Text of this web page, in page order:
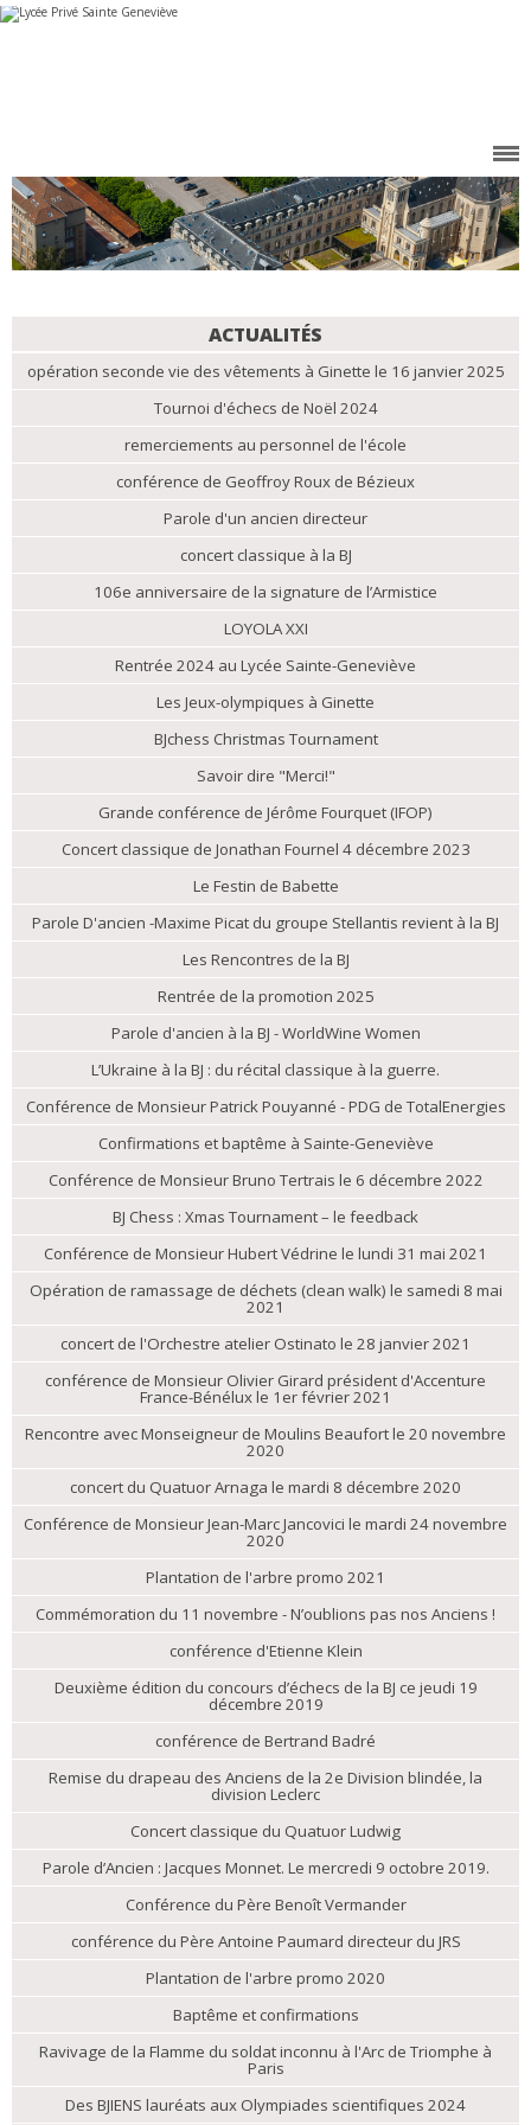
Aller
au
Outils
personnels
ACTUALITÉS
opération seconde vie des vêtements à Ginette le 16 janvier 2025
Tournoi d'échecs de Noël 2024
remerciements au personnel de l'école
conférence de Geoffroy Roux de Bézieux
Parole d'un ancien directeur
concert classique à la BJ
106e anniversaire de la signature de l’Armistice
LOYOLA XXI
Rentrée 2024 au Lycée Sainte-Geneviève
Les Jeux-olympiques à Ginette
BJchess Christmas Tournament
Savoir dire "Merci!"
Grande conférence de Jérôme Fourquet (IFOP)
Concert classique de Jonathan Fournel 4 décembre 2023
Le Festin de Babette
Parole D'ancien -Maxime Picat du groupe Stellantis revient à la BJ
Les Rencontres de la BJ
Rentrée de la promotion 2025
Parole d'ancien à la BJ - WorldWine Women
L’Ukraine à la BJ : du récital classique à la guerre.
Conférence de Monsieur Patrick Pouyanné - PDG de TotalEnergies
Confirmations et baptême à Sainte-Geneviève
Conférence de Monsieur Bruno Tertrais le 6 décembre 2022
BJ Chess : Xmas Tournament – le feedback
Conférence de Monsieur Hubert Védrine le lundi 31 mai 2021
Opération de ramassage de déchets (clean walk) le samedi 8 mai
2021
concert de l'Orchestre atelier Ostinato le 28 janvier 2021
conférence de Monsieur Olivier Girard président d'Accenture
France-Bénélux le 1er février 2021
Rencontre avec Monseigneur de Moulins Beaufort le 20 novembre
2020
concert du Quatuor Arnaga le mardi 8 décembre 2020
Conférence de Monsieur Jean-Marc Jancovici le mardi 24 novembre
2020
Plantation de l'arbre promo 2021
Commémoration du 11 novembre - N’oublions pas nos Anciens !
conférence d'Etienne Klein
Deuxième édition du concours d’échecs de la BJ ce jeudi 19
décembre 2019
conférence de Bertrand Badré
Remise du drapeau des Anciens de la 2e Division blindée, la
division Leclerc
Concert classique du Quatuor Ludwig
Parole d’Ancien : Jacques Monnet. Le mercredi 9 octobre 2019.
Conférence du Père Benoît Vermander
conférence du Père Antoine Paumard directeur du JRS
Plantation de l'arbre promo 2020
Baptême et confirmations
Ravivage de la Flamme du soldat inconnu à l'Arc de Triomphe à
Paris
Des BJIENS lauréats aux Olympiades scientifiques 2024